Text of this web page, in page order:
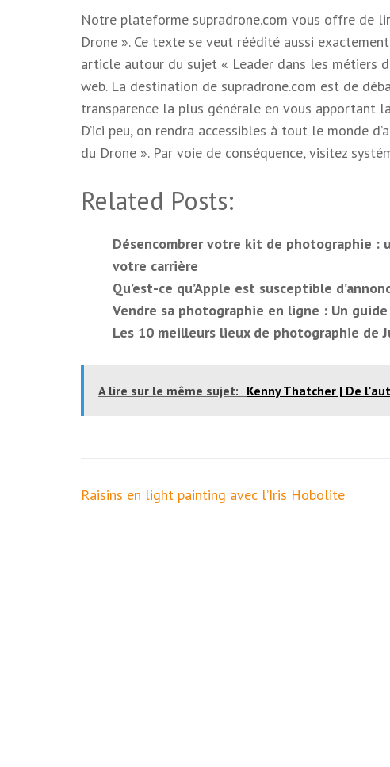
Notre plateforme supradrone.com vous offre de
Drone ». Ce texte se veut réédité aussi
article autour du sujet « Leader dans les métiers
web. La destination de supradrone.com est de
transparence la plus générale en vous apportant
D’ici peu, on rendra accessibles à tout le monde
du Drone ». Par voie de conséquence, visitez
Related Posts:
Désencombrer votre kit de photographie
votre carrière
Qu’est-ce qu’Apple est susceptible
Vendre sa photographie en ligne : Un
Les 10 meilleurs lieux de photographie de
A lire sur le même sujet: Kenny Thatcher | De
Navigation
Raisins en light painting avec l’Iris Hobolite